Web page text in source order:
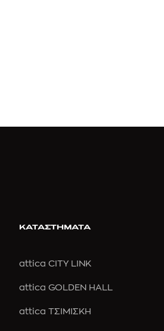
ΚΑΤΑΣΤΗΜΑΤΑ
attica CITY LINK
attica GOLDEN HALL
attica ΤΣΙΜΙΣΚΗ